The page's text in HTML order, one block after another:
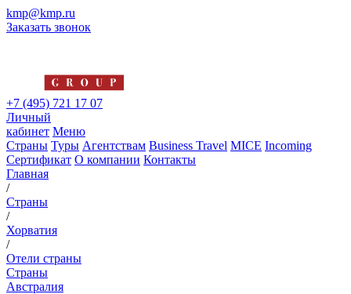
kmp@kmp.ru
Заказать звонок
+7 (495) 721 17 07
Личный
кабинет Меню
Страны Туры Агентствам Business Travel MICE Incoming
Сертификат О компании Контакты
Главная
/
Страны
/
Хорватия
/
Отели страны
Страны
Австралия